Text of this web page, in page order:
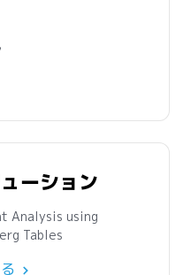
ーション
Analysis using
Tables